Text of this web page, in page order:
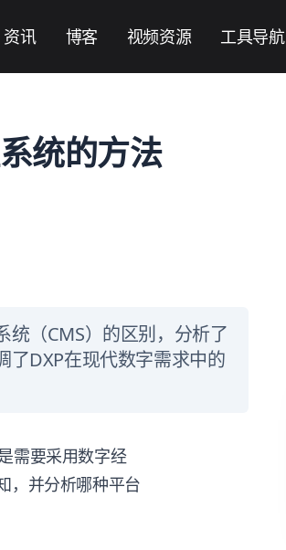
资讯 博客 视频资源 工具导航
统的方法
统（CMS）的区别，分析了
了DXP在现代数字需求中的
需要采用数字经
，并分析哪种平台